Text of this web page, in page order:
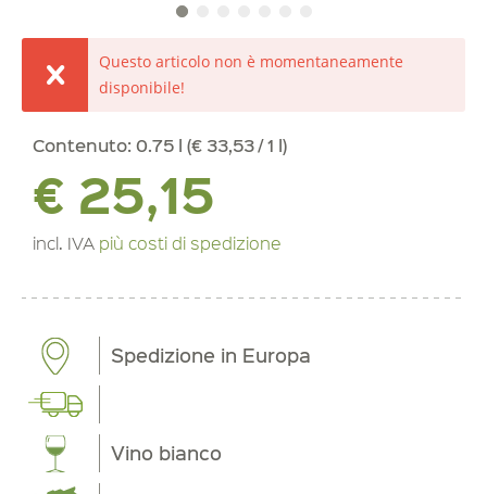
Questo articolo non è momentaneamente
disponibile!
Contenuto: 0.75 l (€ 33,53 / 1 l)
€ 25,15
incl. IVA più costi di spedizione
Spedizione in Europa
Vino bianco